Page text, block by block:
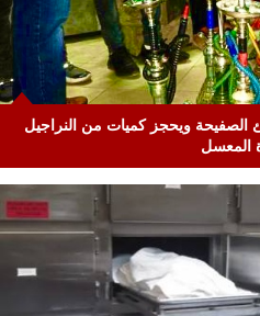
ويحجز كميات من النراجيل
المعسل